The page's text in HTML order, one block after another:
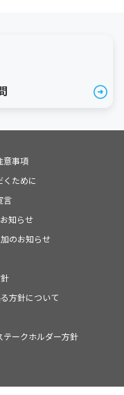
意事項
くために
言
知らせ
のお知らせ
方針について
テークホルダー方針